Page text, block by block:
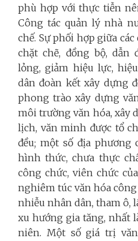
phù hợp với thực tiễn
Công tác quản lý nhà
chế. Sự phối hợp giữa
chặt chẽ, đồng bộ, dẫn
lỏng, giảm hiệu lực,
dân đoàn kết xây dựng
phong trào xây dựng
môi trường văn hóa, xây
lịch, văn minh được tổ
đều; một số địa
hình thức, chưa thực
công chức, viên chức
nghiêm túc văn hóa
nhiễu nhân dân, tham ô,
xu hướng gia tăng, nhất
niên. Một số giá trị